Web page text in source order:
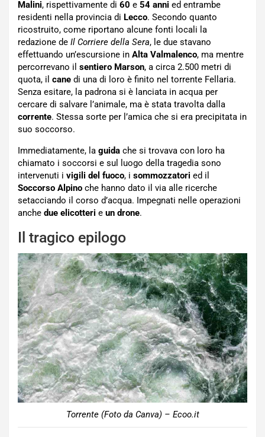
Malini, rispettivamente di 60 e 54 anni ed entrambe
residenti nella provincia di Lecco. Secondo quanto
ricostruito, come riportano alcune fonti locali la
redazione de Il Corriere della Sera, le due stavano
effettuando un’escursione in Alta Valmalenco, ma mentre
percorrevano il sentiero Marson, a circa 2.500 metri di
quota, il cane di una di loro è finito nel torrente Fellaria.
Senza esitare, la padrona si è lanciata in acqua per
cercare di salvare l’animale, ma è stata travolta dalla
corrente. Stessa sorte per l’amica che si era precipitata in
suo soccorso.
Immediatamente, la guida che si trovava con loro ha
chiamato i soccorsi e sul luogo della tragedia sono
intervenuti i vigili del fuoco, i sommozzatori ed il
Soccorso Alpino che hanno dato il via alle ricerche
setacciando il corso d’acqua. Impegnati nelle operazioni
anche due elicotteri e un drone.
Il tragico epilogo
Torrente (Foto da Canva) – Ecoo.it